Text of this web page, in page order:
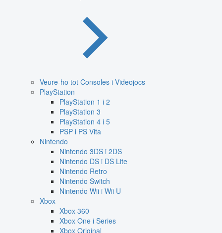
Veure-ho tot Consoles i Videojocs
PlayStation
PlayStation 1 i 2
PlayStation 3
PlayStation 4 i 5
PSP i PS Vita
Nintendo
Nintendo 3DS i 2DS
Nintendo DS i DS Lite
Nintendo Retro
Nintendo Switch
Nintendo Wii i Wii U
Xbox
Xbox 360
Xbox One i Series
Xbox Original